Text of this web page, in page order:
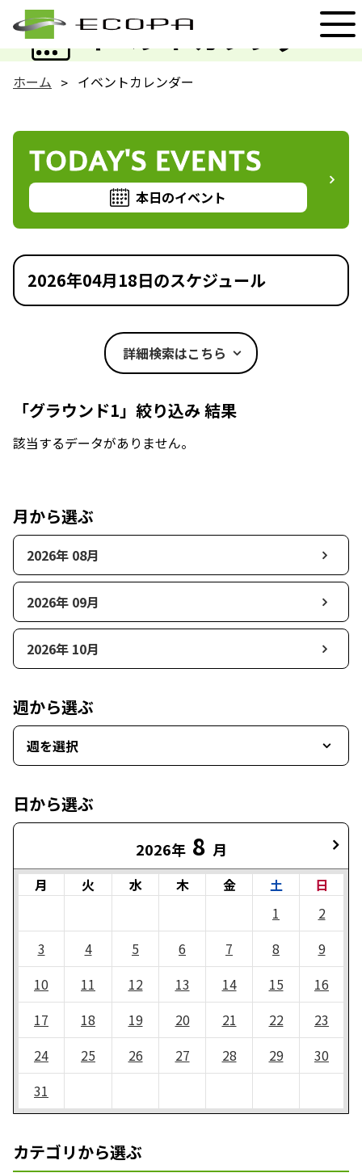
イベントカレンダー
EVENT
ホーム イベントカレンダー
TODAY'S EVENTS
本日のイベント
2026年04月18日のスケジュール
詳細検索はこちら
「グラウンド1」絞り込み 結果
該当するデータがありません。
月から選ぶ
2026年 08月
2026年 09月
2026年 10月
週から選ぶ
週を選択
日から選ぶ
2026年 8 月
月 火 水 木 金 土
日
1
2
3
4 5 6 7 8
9
10
11 12 13 14 15
16
17
18 19 20 21 22
23
24
25 26 27 28 29
30
31
カテゴリから選ぶ